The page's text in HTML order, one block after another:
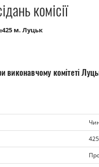
комісії
м. Луцьк
виконавчому комітеті
425